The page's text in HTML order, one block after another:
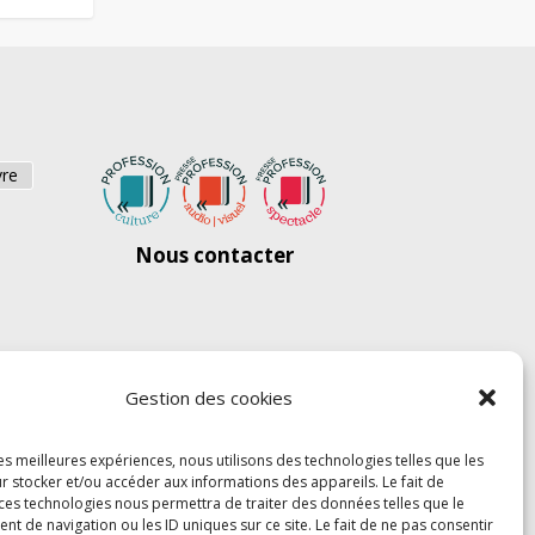
Gestion des cookies
meilleures expériences, nous utilisons des technologies telles que les
stocker et/ou accéder aux informations des appareils. Le fait de
technologies nous permettra de traiter des données telles que le
de navigation ou les ID uniques sur ce site. Le fait de ne pas consentir
Nous contacter